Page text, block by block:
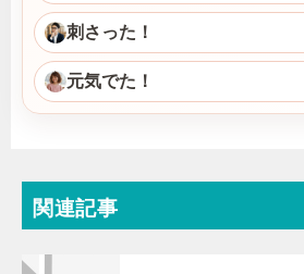
刺さった！
元気でた！
関連記事